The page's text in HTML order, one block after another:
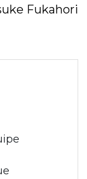
Fukahori